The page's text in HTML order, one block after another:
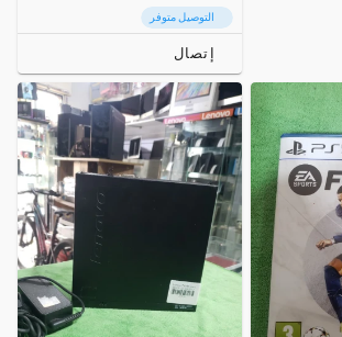
التوصيل متوفر
إتصال